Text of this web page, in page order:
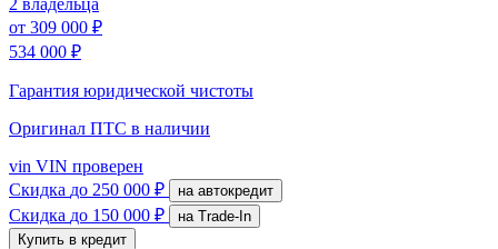
от 309 000 ₽
534 000 ₽
Гарантия юридической чистоты
Оригинал ПТС в наличии
vin VIN проверен
Скидка до 250 000 ₽ на автокредит
Скидка до 150 000 ₽
на Trade-In
Купить в кредит